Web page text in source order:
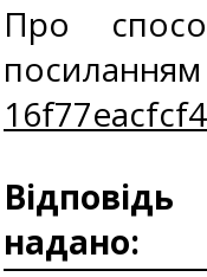
Про
Відповідь
надано: